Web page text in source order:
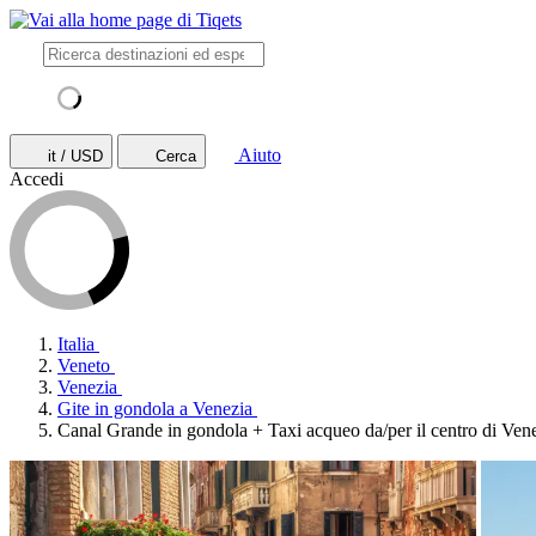
it / USD Cerca
Aiuto
Accedi
Italia
Veneto
Venezia
Gite in gondola a Venezia
Canal Grande in gondola + Taxi acqueo da/per il centro di